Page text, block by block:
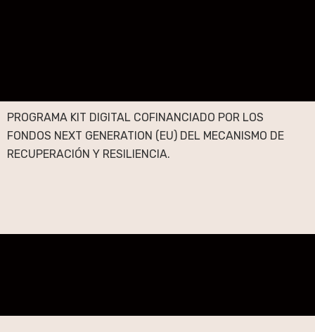
PROGRAMA KIT DIGITAL COFINANCIADO POR LOS
FONDOS NEXT GENERATION (EU) DEL MECANISMO DE
RECUPERACIÓN Y RESILIENCIA.